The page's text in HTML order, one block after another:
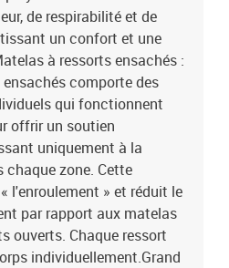
bois d’ingénierieDimensions
(L x l x H)Capacité maximale de
le litMécanisme de levage
: ouiMatelas :Couleur : blanc et
% polyester)Matériau de
mousseFermeté :
: 100 x 200 x 20 cm (l x L x
: tissu (100 %
: mousseDimensions (chacun)
amovible et lavableBande LED
5 VLongueur du câble USB : 150
: 30 cmIndice IP : IP65Avec
livraison contient :2 x cadre de lit2
x bande à LED
de respirabilité et de
un confort et une
à ressorts ensachés :
comporte des
qui fonctionnent
offrir un soutien
uniquement à la
chaque zone. Cette
l'enroulement » et réduit le
par rapport aux matelas
ouverts. Chaque ressort
individuellement.Grand